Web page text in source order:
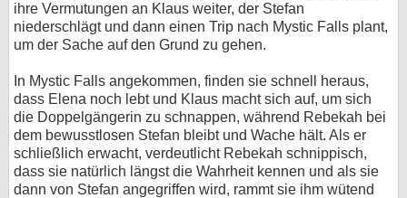
ihre Vermutungen an Klaus weiter, der Stefan
niederschlägt und dann einen Trip nach Mystic Falls plant,
um der Sache auf den Grund zu gehen.
In Mystic Falls angekommen, finden sie schnell heraus,
dass Elena noch lebt und Klaus macht sich auf, um sich
die Doppelgängerin zu schnappen, während Rebekah bei
dem bewusstlosen Stefan bleibt und Wache hält. Als er
schließlich erwacht, verdeutlicht Rebekah schnippisch,
dass sie natürlich längst die Wahrheit kennen und als sie
dann von Stefan angegriffen wird, rammt sie ihm wütend